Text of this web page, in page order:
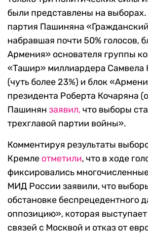
были представлены на
партия Пашиняна
набравшая почти 50% голосов,
Армения» основателя группы
«Ташир» миллиардера Самвела
(чуть более 23%) и блок
президента Роберта Кочаряна
Пашинян заявил,что выборы
трехглавой партии войны».
Комментируя результаты
Кремле отметили, что в ходе
фиксировались
МИД России заявили, что
обстановке беспрецедентного
оппозицию», которая
связей с Москвой и отказ от